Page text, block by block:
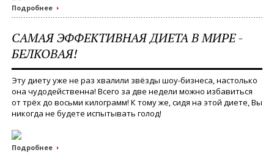
Подробнее
САМАЯ ЭФФЕКТИВНАЯ ДИЕТА В МИРЕ -
БЕЛКОВАЯ!
Эту диету уже не раз хвалили звёзды шоу-бизнеса, настолько
она чудодейственна! Всего за две недели можно избавиться
от трёх до восьми килограмм! К тому же, сидя на этой диете, Вы
никогда не будете испытывать голод!
Подробнее